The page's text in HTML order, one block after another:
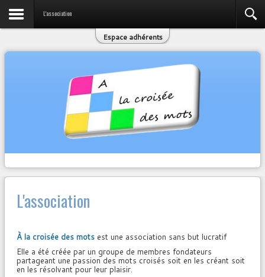
L'association
Espace adhérents
L'association
À la croisée des mots est une association sans but lucratif
Elle a été créée par un groupe de membres fondateurs
partageant une passion des mots croisés soit en les créant soit
en les résolvant pour leur plaisir.